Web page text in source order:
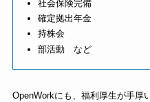
社会保険完備
確定拠出年金
持株会
部活動 など
OpenWorkにも、福利厚生が手厚